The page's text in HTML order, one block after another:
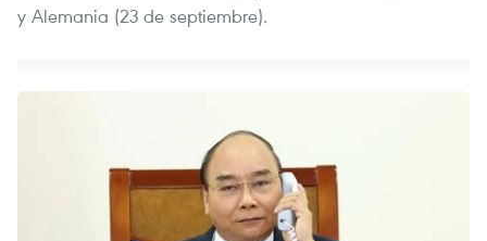
y Alemania (23 de septiembre).